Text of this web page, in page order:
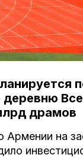
драмов
Армении на